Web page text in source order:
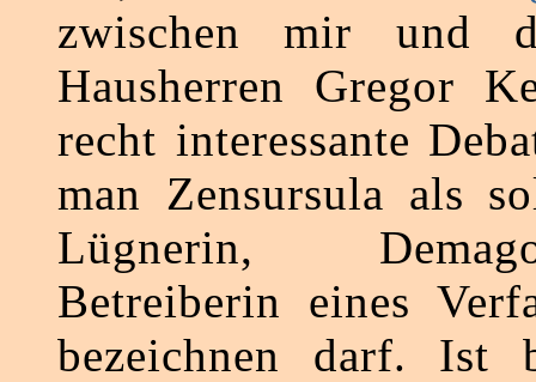
zwischen mir und
Hausherren Gregor
recht interessante
man Zensursula als
Lügnerin,
Betreiberin eines
bezeichnen darf. Ist